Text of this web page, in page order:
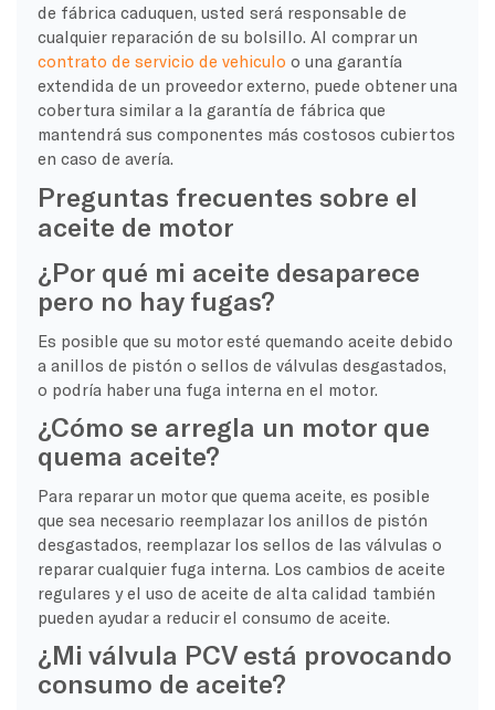
de fábrica caduquen, usted será responsable de
cualquier reparación de su bolsillo. Al comprar un
contrato de servicio de vehiculo o una garantía
extendida de un proveedor externo, puede obtener una
cobertura similar a la garantía de fábrica que
mantendrá sus componentes más costosos cubiertos
en caso de avería.
Preguntas frecuentes sobre el
aceite de motor
¿Por qué mi aceite desaparece
pero no hay fugas?
Es posible que su motor esté quemando aceite debido
a anillos de pistón o sellos de válvulas desgastados,
o podría haber una fuga interna en el motor.
¿Cómo se arregla un motor que
quema aceite?
Para reparar un motor que quema aceite, es posible
que sea necesario reemplazar los anillos de pistón
desgastados, reemplazar los sellos de las válvulas o
reparar cualquier fuga interna. Los cambios de aceite
regulares y el uso de aceite de alta calidad también
pueden ayudar a reducir el consumo de aceite.
¿Mi válvula PCV está provocando
consumo de aceite?